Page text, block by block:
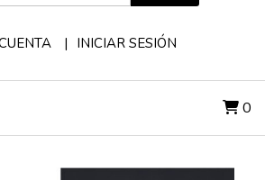
INICIAR SESIÓN
0